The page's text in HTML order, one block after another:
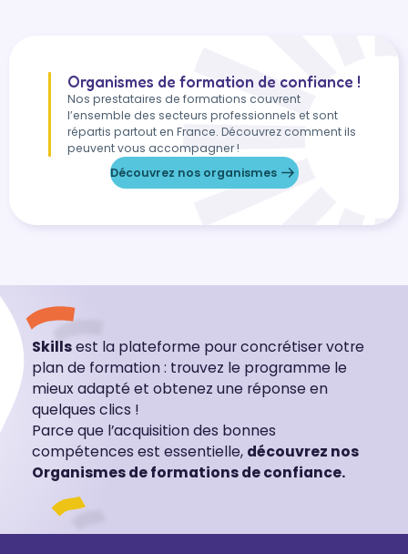
Organismes de formation de confiance !
Nos prestataires de formations couvrent
l’ensemble des secteurs professionnels et sont
répartis partout en France. Découvrez comment ils
peuvent vous accompagner !
Découvrez nos organismes
Skillsest la plateforme pour concrétiser votre
plan de formation : trouvez le programme le
mieux adapté et obtenez une réponse en
quelques clics !
Parce que l’acquisition des bonnes
compétences est essentielle, découvrez nos
Organismes de formations de confiance.